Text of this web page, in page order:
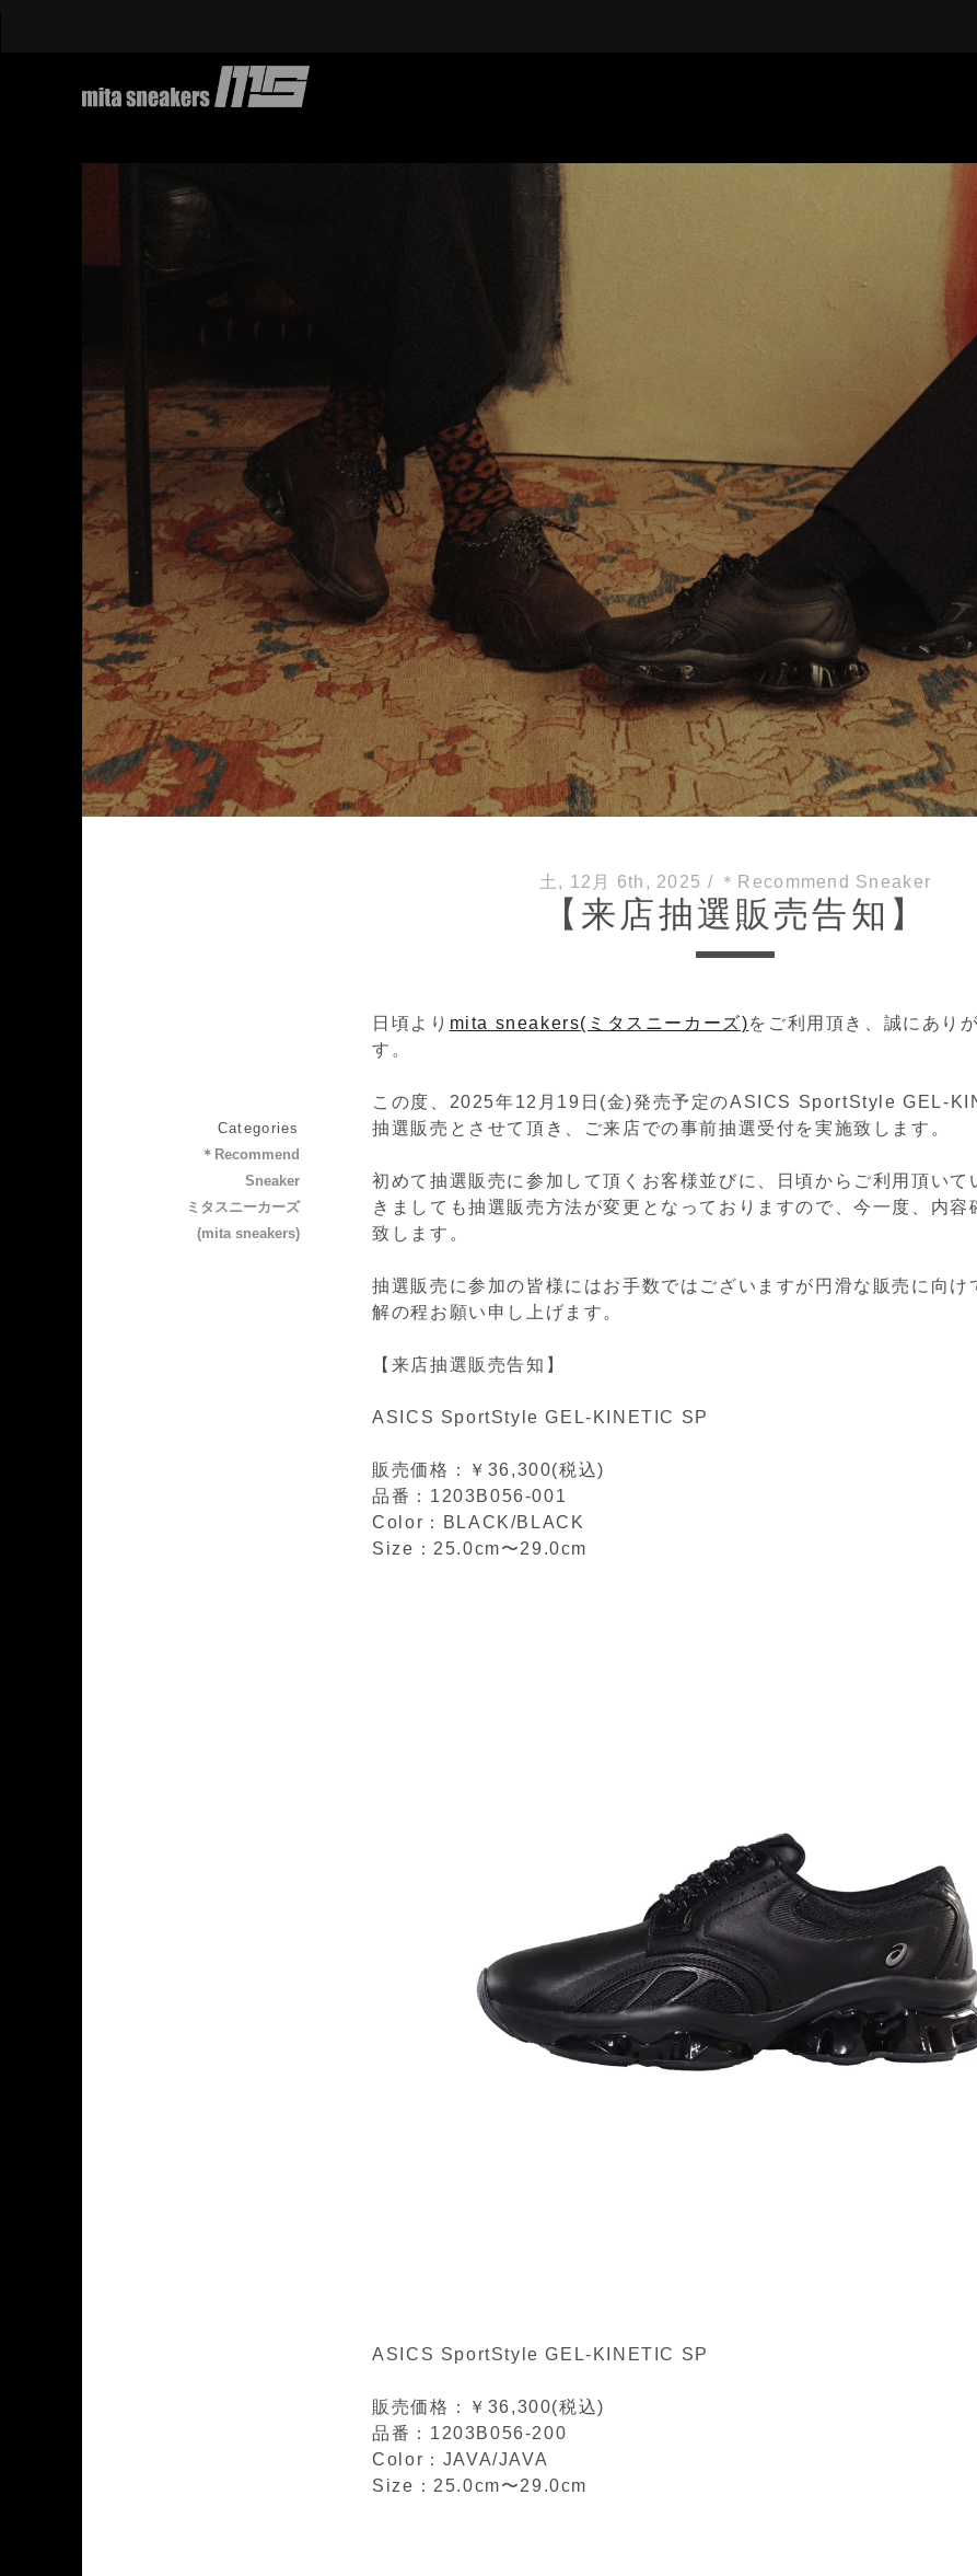
土, 12月 6th, 2025 / ＊Recommend Sneaker
【来店抽選販売告知】
日頃より mita sneakers(ミタスニーカーズ)をご利用頂き、誠にあり
す。
この度、2025年12月19日(金)発売予定のASICS SportStyle GEL-
抽選販売とさせて頂き、ご来店での事前抽選受付を実施致します。
初めて抽選販売に参加して頂くお客様並びに、日頃からご利用頂いて
きましても抽選販売方法が変更となっておりますので、今一度、内容
致します。
抽選販売に参加の皆様にはお手数ではございますが円滑な販売に向け
解の程お願い申し上げます。
【来店抽選販売告知】
ASICS SportStyle GEL-KINETIC SP
販売価格：￥36,300(税込)
品番：1203B056-001
Color：BLACK/BLACK
Size：25.0cm〜29.0cm
ASICS SportStyle GEL-KINETIC SP
販売価格：￥36,300(税込)
品番：1203B056-200
Color：JAVA/JAVA
Size：25.0cm〜29.0cm
Categories
＊Recommend
Sneaker
ミタスニーカーズ
(mita sneakers)